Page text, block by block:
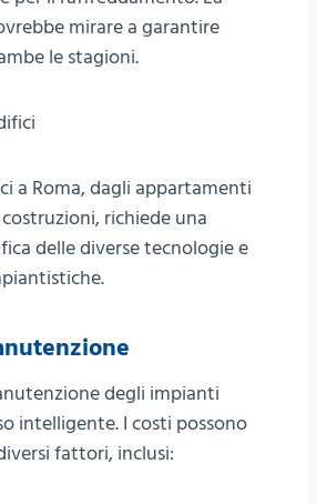
mirare a garantire
le stagioni.
a Roma, dagli appartamenti
richiede una
delle diverse tecnologie e
degli impianti
intelligente. I costi possono
fattori, inclusi: